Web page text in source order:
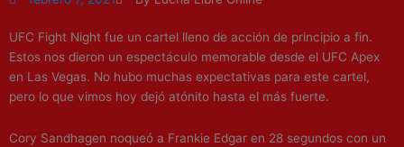
UFC Fight Night fue un cartel lleno de acción de principio a fin.
Estos nos dieron un espectáculo memorable desde el UFC Apex
en Las Vegas. No hubo muchas expectativas para este cartel,
pero lo que vimos hoy dejó atónito hasta el más fuerte.
Cory Sandhagen noqueó a Frankie Edgar en 28 segundos con un